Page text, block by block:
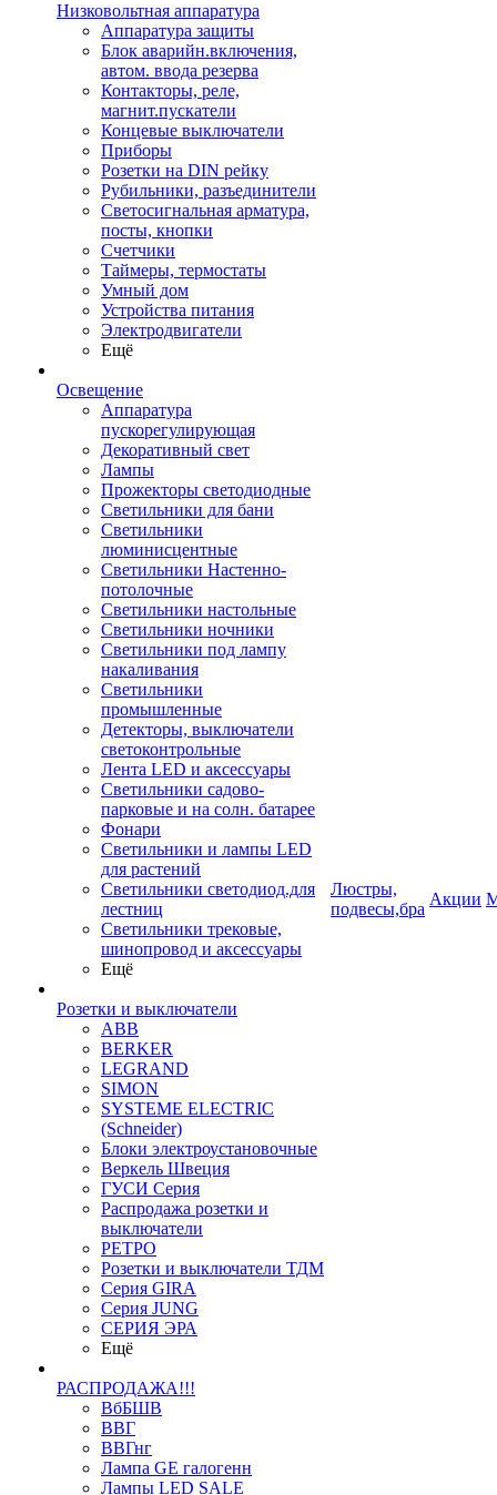
Низковольтная аппаратура
Аппаратура защиты
Блок аварийн.включения,
автом. ввода резерва
Контакторы, реле,
магнит.пускатели
Концевые выключатели
Приборы
Розетки на DIN рейку
Рубильники, разъединители
Светосигнальная арматура,
посты, кнопки
Счетчики
Таймеры, термостаты
Умный дом
Устройства питания
Электродвигатели
Ещё
Освещение
Аппаратура
пускорегулирующая
Декоративный свет
Лампы
Прожекторы светодиодные
Светильники для бани
Светильники
люминисцентные
Светильники Настенно-
потолочные
Светильники настольные
Светильники ночники
Светильники под лампу
накаливания
Светильники
промышленные
Детекторы, выключатели
светоконтрольные
Лента LED и аксессуары
Светильники садово-
парковые и на солн. батарее
Фонари
Светильники и лампы LED
для растений
Светильники светодиод.для
лестниц
Светильники трековые,
шинопровод и аксессуары
Ещё
Розетки и выключатели
ABB
BERKER
LEGRAND
SIMON
SYSTEME ELECTRIC
(Schneider)
Блоки электроустановочные
Веркель Швеция
ГУСИ Серия
Распродажа розетки и
выключатели
РЕТРО
Розетки и выключатели ТДМ
Серия GIRA
Серия JUNG
СЕРИЯ ЭРА
Ещё
РАСПРОДАЖА!!!
ВбБШВ
ВВГ
ВВГнг
Лампа GE галогенн
Лампы LED SALE
Люстры,
подвесы,бра
Акции